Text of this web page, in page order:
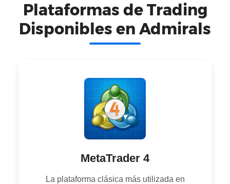
Plataformas de Trading
Disponibles en Admirals
MetaTrader 4
La plataforma clásica más utilizada en